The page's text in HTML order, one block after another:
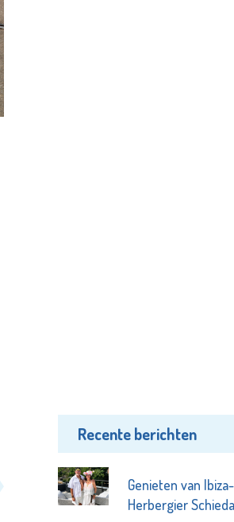
Recente berichten
Genieten van
Herbergier